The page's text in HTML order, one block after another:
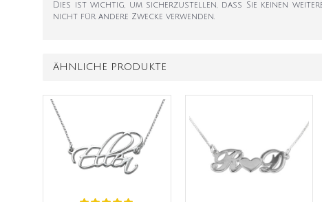
Dies ist wichtig, um sicherzustellen, dass Sie keinen
nicht für andere Zwecke verwenden.
ÄHNLICHE PRODUKTE